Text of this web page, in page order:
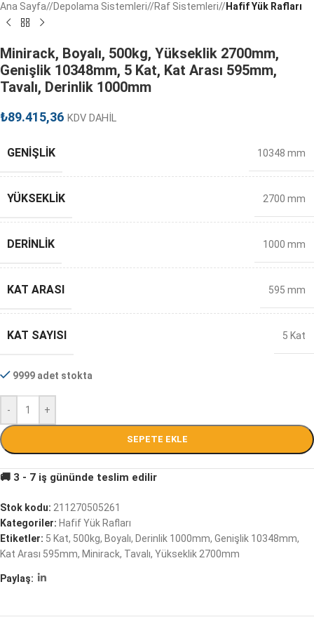
Ana Sayfa/ Depolama Sistemleri/ Raf Sistemleri/ Hafif Yük Rafları
Minirack, Boyalı, 500kg, Yükseklik 2700mm,
Genişlik 10348mm, 5 Kat, Kat Arası 595mm,
Tavalı, Derinlik 1000mm
₺89.415,36 KDV DAHİL
GENIŞLIK 10348 mm
YÜKSEKLIK 2700 mm
DERINLIK 1000 mm
KAT ARASI 595 mm
KAT SAYISI 5 Kat
9999 adet stokta
- +
SEPETE EKLE
Stok kodu: 211270505261
Kategoriler: Hafif Yük Rafları
Etiketler: 5 Kat, 500kg, Boyalı, Derinlik 1000mm, Genişlik 10348mm,
Kat Arası 595mm, Minirack, Tavalı, Yükseklik 2700mm
Paylaş: